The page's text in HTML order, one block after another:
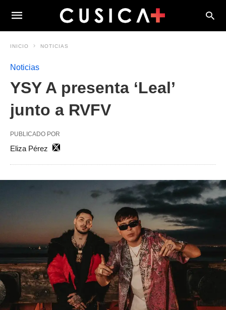
INICIO NOTICIAS
Noticias
YSY A presenta ‘Leal’
junto a RVFV
PUBLICADO POR
Eliza Pérez